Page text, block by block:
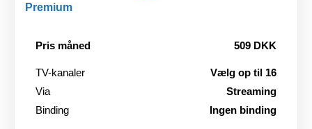
Premium
Pris måned 509 DKK
TV-kanaler
Vælg op til 16
Via
Streaming
Binding
Ingen binding